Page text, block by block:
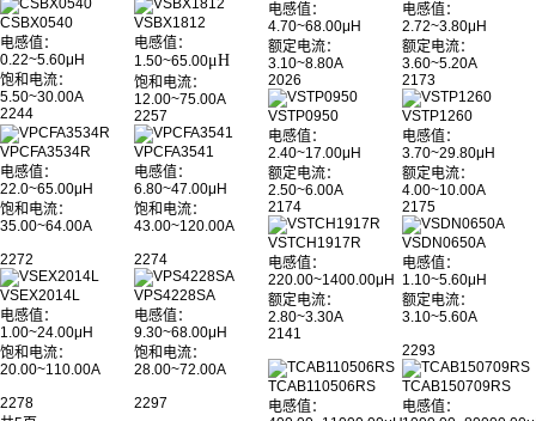
CSBX0540
电感值：
0.22~5.60μH
饱和电流：
5.50~30.00A
2244
VSBX1812
电感值：
1.50~65.00μH
饱和电流：
12.00~75.00A
2257
VPCFA3534R
电感值：
22.0~65.00μH
饱和电流：
35.00~64.00A
2272
VPCFA3541
电感值：
6.80~47.00μH
饱和电流：
43.00~120.00A
2274
VSEX2014L
电感值：
1.00~24.00μH
饱和电流：
20.00~110.00A
2278
VPS4228SA
电感值：
9.30~68.00μH
饱和电流：
28.00~72.00A
2297
电感值：
4.70~68.00μH
额定电流：
3.10~8.80A
2026
电感值：
2.72~3.80μH
额定电流：
3.60~5.20A
2173
VSTP0950
电感值：
2.40~17.00μH
额定电流：
2.50~6.00A
2174
VSTP1260
电感值：
3.70~29.80μH
额定电流：
4.00~10.00A
2175
VSTCH1917R
电感值：
220.00~1400.00μH
额定电流：
2.80~3.30A
2141
VSDN0650A
电感值：
1.10~5.60μH
额定电流：
3.10~5.60A
2293
TCAB110506RS
电感值：
TCAB150709RS
电感值：